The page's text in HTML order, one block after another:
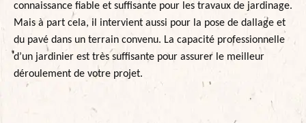
connaissance fiable et suffisante pour les travaux de jardinage.
Mais à part cela, il intervient aussi pour la pose de dallage et
du pavé dans un terrain convenu. La capacité professionnelle
d’un jardinier est très suffisante pour assurer le meilleur
déroulement de votre projet.